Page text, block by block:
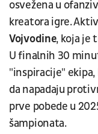
osvežena u
kreatora igre.
Vojvodine, koja je
U finalnih 30
"inspiracije"
da napadaju
prve pobede u
šampionata.